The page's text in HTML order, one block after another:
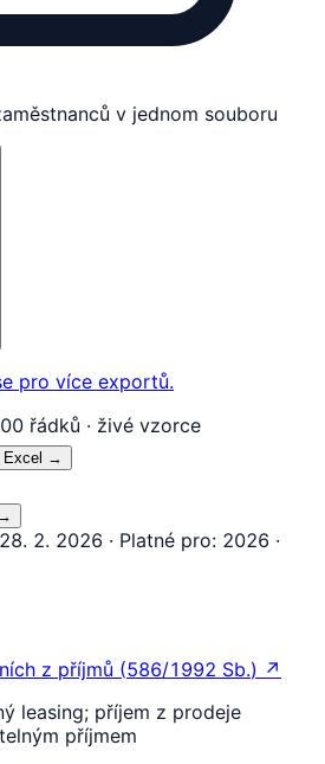
v jednom souboru
pro více exportů.
řádků · živé vzorce
→
→
28. 2. 2026 · Platné pro: 2026 ·
z příjmů (586/1992 Sb.) ↗
leasing; příjem z prodeje
příjmem